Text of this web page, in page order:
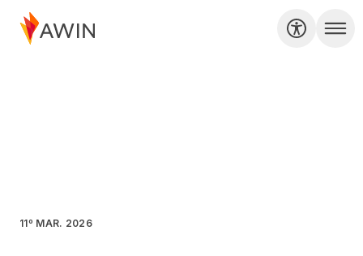
11º MAR. 2026